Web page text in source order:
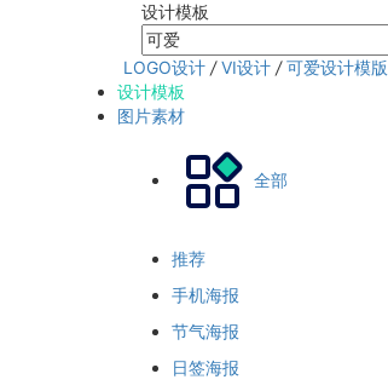
设计模板
LOGO设计 / VI设计 / 可爱设计模版
设计模板
图片素材
全部
推荐
手机海报
节气海报
日签海报